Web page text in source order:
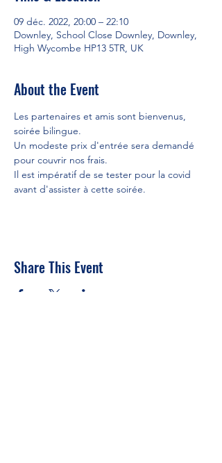
09 déc. 2022, 20:00 – 22:10
Downley, School Close Downley, Downley,
High Wycombe HP13 5TR, UK
About the Event
Les partenaires et amis sont bienvenus,
soirée bilingue.
Un modeste prix d'entrée sera demandé
pour couvrir nos frais.
Il est impératif de se tester pour la covid
avant d'assister à cette soirée.
Share This Event